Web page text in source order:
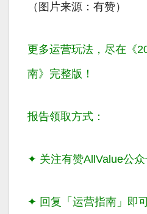
（图片来源：有赞）
更多运营玩法，尽在《
南》完整版！
报告领取方式：
✦ 关注有赞AllValue公
✦ 回复「运营指南」即